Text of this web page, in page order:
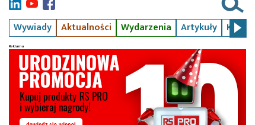
Wywiady Aktualności Wydarzenia Artykuły Kursy